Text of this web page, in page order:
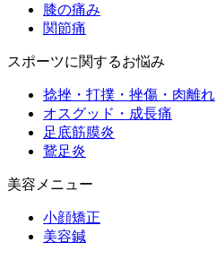
膝の痛み
関節痛
スポーツに関するお悩み
捻挫・打撲・挫傷・肉離れ
オスグッド・成長痛
足底筋膜炎
鵞足炎
美容メニュー
小顔矯正
美容鍼